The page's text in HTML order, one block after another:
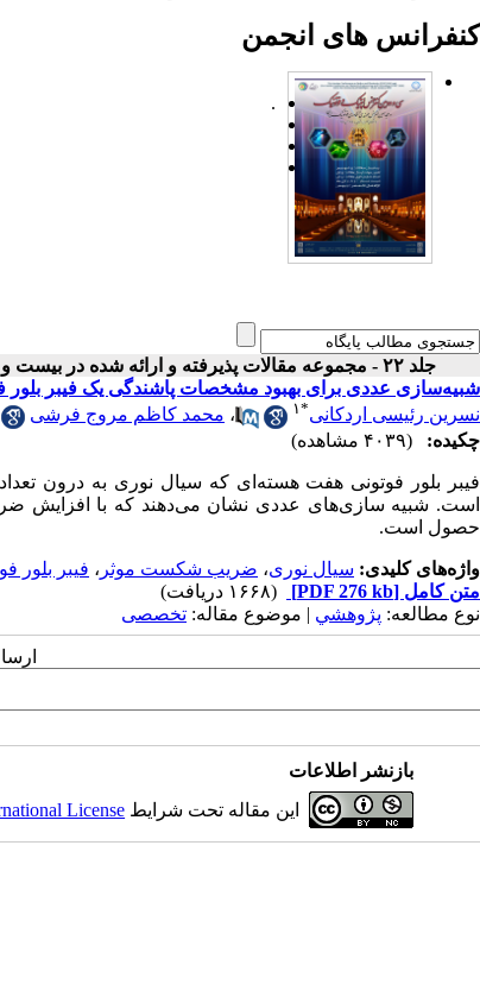
کنفرانس های انجمن
.
جلد ۲۲ - مجموعه مقالات پذیرفته و ارائه شده در بیست و دومین کنفرانس اپتیک و فوتونیک ایران
شبیه‌سازی عددی برای بهبود مشخصات پاشندگی یک فیبر بلور
نسرین رئیسی اردکانی*۱ ، محمد کاظم مروج فرشی
چکیده:
(۴۰۳۹ مشاهده)
فیبر بلور فوتونی هفت هسته‌ای که سیال نوری به درون
است. شبیه سازی‌های عددی نشان می‌دهند که با افزایش
حصول است.
واژه‌های کلیدی: سیال نوری، ضریب شکست موثر ، فیبر بلور
متن کامل [PDF 276 kb]
(۱۶۶۸ دریافت)
نوع مطالعه: پژوهشي | موضوع مقاله: تخصصی
بازنشر اطلاعات
این مقاله تحت شرایط License